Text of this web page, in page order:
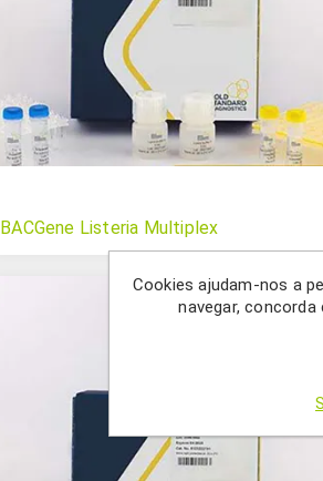
BACGene Listeria Multiplex
Cookies ajudam-nos a
navegar,